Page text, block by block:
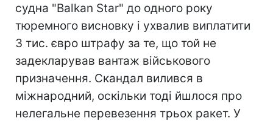
судна "Balkan Star" до одного року
тюремного висновку і ухвалив виплатити
3 тис. євро штрафу за те, що той не
задекларував вантаж військового
призначення. Скандал вилився в
міжнародний, оскільки тоді йшлося про
нелегальне перевезення трьох ракет. У